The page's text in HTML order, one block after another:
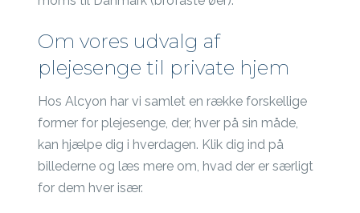
Om vores udvalg af
plejesenge til private hjem
Hos Alcyon har vi samlet en række forskellige
former for plejesenge, der, hver på sin måde,
kan hjælpe dig i hverdagen. Klik dig ind på
billederne og læs mere om, hvad der er særligt
for dem hver især.